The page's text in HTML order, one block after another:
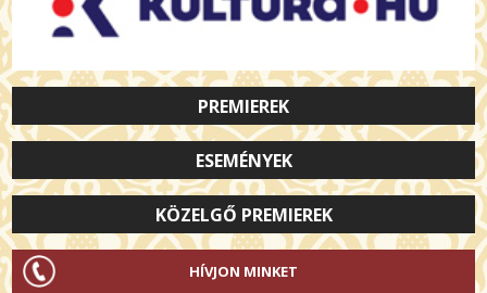
PREMIEREK
ESEMÉNYEK
KÖZELGŐ PREMIEREK
HÍVJON MINKET